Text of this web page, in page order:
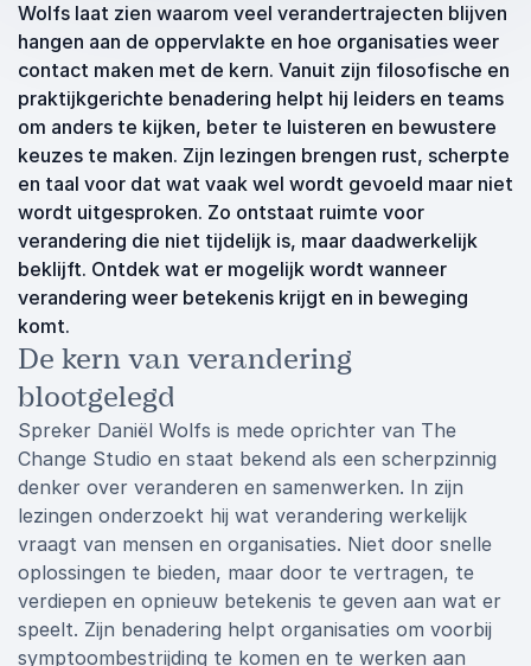
Wolfs laat zien waarom veel verandertrajecten blijven
hangen aan de oppervlakte en hoe organisaties weer
contact maken met de kern. Vanuit zijn filosofische en
praktijkgerichte benadering helpt hij leiders en teams
om anders te kijken, beter te luisteren en bewustere
keuzes te maken. Zijn lezingen brengen rust, scherpte
en taal voor dat wat vaak wel wordt gevoeld maar niet
wordt uitgesproken. Zo ontstaat ruimte voor
verandering die niet tijdelijk is, maar daadwerkelijk
beklijft. Ontdek wat er mogelijk wordt wanneer
verandering weer betekenis krijgt en in beweging
komt.
De kern van verandering
blootgelegd
Spreker Daniël Wolfs is mede oprichter van The
Change Studio en staat bekend als een scherpzinnig
denker over veranderen en samenwerken. In zijn
lezingen onderzoekt hij wat verandering werkelijk
vraagt van mensen en organisaties. Niet door snelle
oplossingen te bieden, maar door te vertragen, te
verdiepen en opnieuw betekenis te geven aan wat er
speelt. Zijn benadering helpt organisaties om voorbij
symptoombestrijding te komen en te werken aan